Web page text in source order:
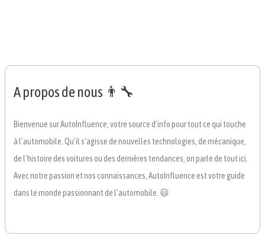
A propos de nous 👨‍🔧
Bienvenue sur AutoInfluence, votre source d’info pour tout ce qui touche
à l’automobile. Qu’il s’agisse de nouvelles technologies, de mécanique,
de l’histoire des voitures ou des dernières tendances, on parle de tout ici.
Avec notre passion et nos connaissances, AutoInfluence est votre guide
dans le monde passionnant de l’automobile. 😃